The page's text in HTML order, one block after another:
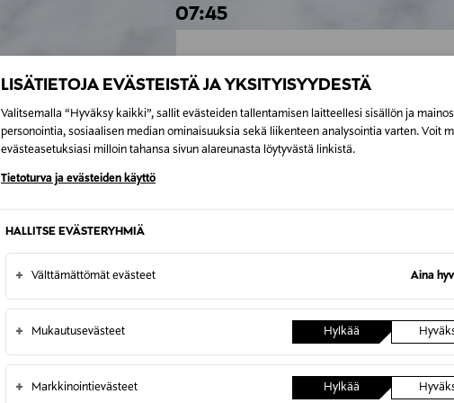
LISÄTIETOJA EVÄSTEISTÄ JA YKSITYISYYDESTÄ
Valitsemalla “Hyväksy kaikki”, sallit evästeiden tallentamisen laitteellesi sisällön ja
personointia, sosiaalisen median ominaisuuksia sekä liikenteen analysointia varten. Voit
evästeasetuksiasi milloin tahansa sivun alareunasta löytyvästä linkistä.
Tietoturva ja evästeiden käyttö
HALLITSE EVÄSTERYHMIÄ
+ Välttämättömät evästeet Aina
+ Mukautusevästeet Hylkää
+ Markkinointievästeet Hylkää
07:45
MEIKKAUS- JA
MARI E. Kosmetiikkaneuvoja
MEIKKAUS- JA
MARI E. Kosmetiikkaneuvoja